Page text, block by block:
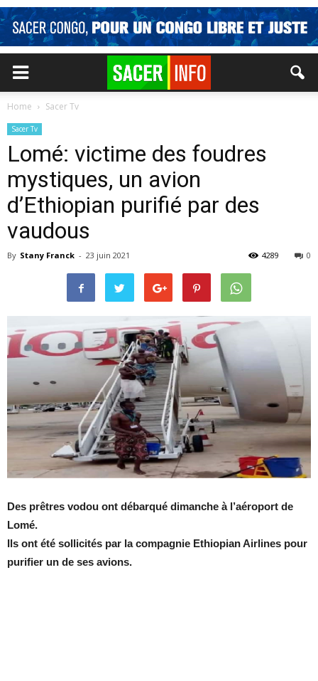
Home Sacer Tv
Sacer Tv
Lomé: victime des foudres
mystiques, un avion
d’Ethiopian purifié par des
vaudous
By Stany Franck - 23 juin 2021 0
4289
Des prêtres vodou ont débarqué dimanche à l’aéroport de
Lomé.
Ils ont été sollicités par la compagnie Ethiopian Airlines pour
purifier un de ses avions.